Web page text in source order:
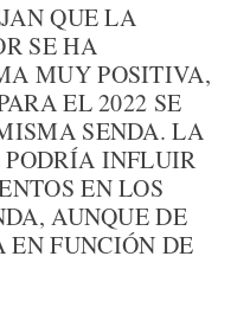
QUE LA
SE HA
MUY POSITIVA,
EL 2022 SE
SENDA. LA
INFLUIR
EN LOS
AUNQUE DE
EN FUNCIÓN DE